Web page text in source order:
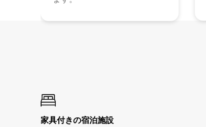
家具付き⁠の宿⁠泊⁠施⁠設